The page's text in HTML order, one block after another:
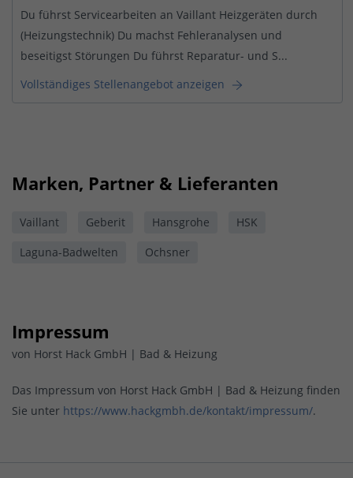
Du führst Servicearbeiten an Vaillant Heizgeräten durch
(Heizungstechnik) Du machst Fehleranalysen und
beseitigst Störungen Du führst Reparatur- und S...
Vollständiges Stellenangebot anzeigen
Marken, Partner & Lieferanten
Vaillant Geberit Hansgrohe
HSK
Laguna-Badwelten
Ochsner
Impressum
von Horst Hack GmbH | Bad & Heizung
Das Impressum von Horst Hack GmbH | Bad & Heizung finden
Sie unter https://www.hackgmbh.de/kontakt/impressum/.